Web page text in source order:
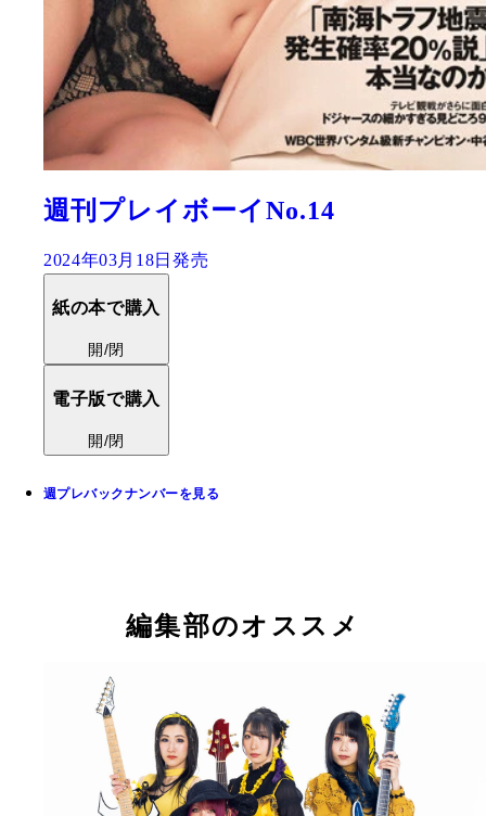
週刊プレイボーイNo.14
2024年03月18日発売
紙の本で購入
開/閉
電子版で購入
開/閉
週プレバックナンバーを見る
編集部のオススメ